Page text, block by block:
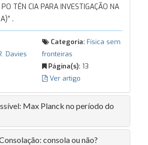
TÊN CIA PARA INVESTIGAÇÃO NA
.
Davies
Categoria: Física sem
fronteiras
Página(s): 13
Ver artigo
Max Planck no período do
consola ou não?